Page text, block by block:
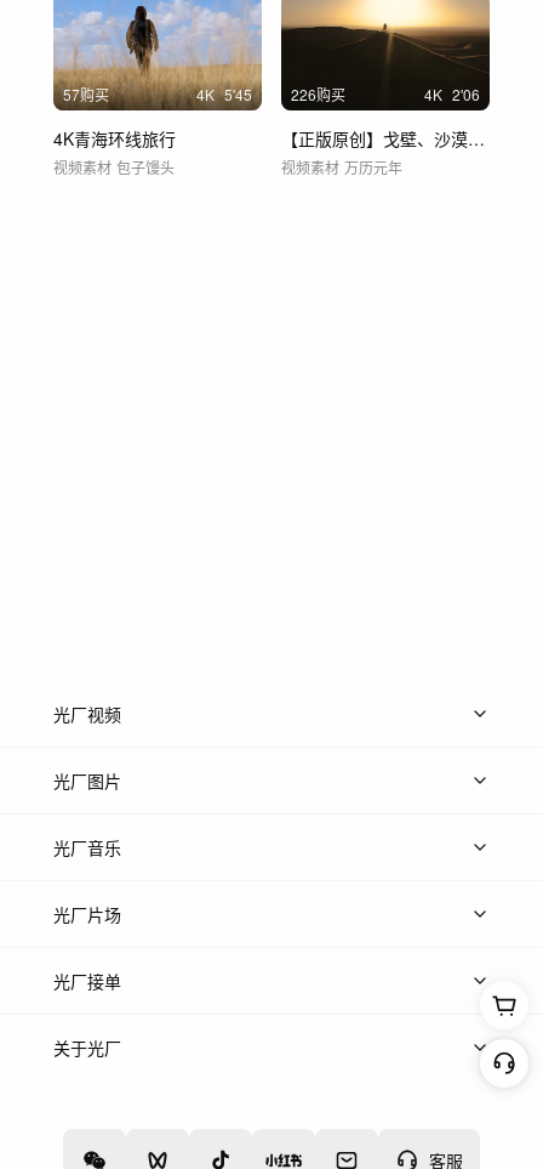
57购买 4K 5'45
4K青海环线旅行
视频素材 包子馒头
226购买 4K 2'06
【正版原创】戈壁、沙漠、无人区
视频素材 万历元年
客服
光厂视频
上传视频
光厂图片
上传图片
光厂音乐
热门音乐
光厂片场
上传案例
光厂接单
上架服务
关于光厂